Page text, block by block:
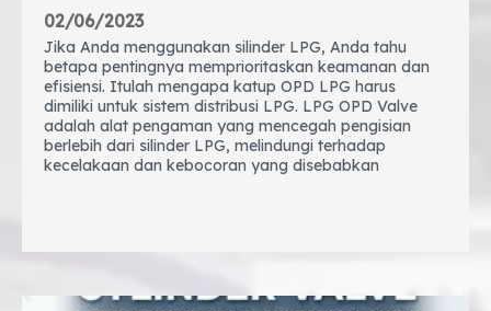
02/06/2023
Jika Anda menggunakan silinder LPG, Anda tahu
betapa pentingnya memprioritaskan keamanan dan
efisiensi. Itulah mengapa katup OPD LPG harus
dimiliki untuk sistem distribusi LPG. LPG OPD Valve
adalah alat pengaman yang mencegah pengisian
berlebih dari silinder LPG, melindungi terhadap
kecelakaan dan kebocoran yang disebabkan